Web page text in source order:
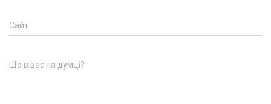
Сайт
Що в вас на думці?